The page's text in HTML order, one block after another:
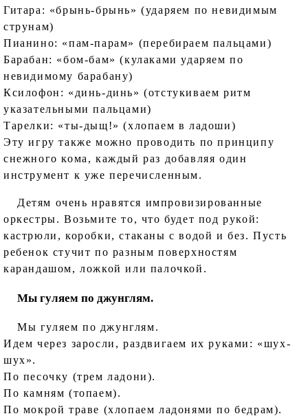
Гитара: «брынь-брынь» (ударяем по невидимым
струнам)
Пианино: «пам-парам» (перебираем пальцами)
Барабан: «бом-бам» (кулаками ударяем по
невидимому барабану)
Ксилофон: «динь-динь» (отстукиваем ритм
указательными пальцами)
Тарелки: «ты-дыщ!» (хлопаем в ладоши)
Эту игру также можно проводить по принципу
снежного кома, каждый раз добавляя один
инструмент к уже перечисленным.
Детям очень нравятся импровизированные
оркестры. Возьмите то, что будет под рукой:
кастрюли, коробки, стаканы с водой и без. Пусть
ребенок стучит по разным поверхностям
карандашом, ложкой или палочкой.
Мы гуляем по джунглям.
Мы гуляем по джунглям.
Идем через заросли, раздвигаем их руками: «шух-
шух».
По песочку (трем ладони).
По камням (топаем).
По мокрой траве (хлопаем ладонями по бедрам).